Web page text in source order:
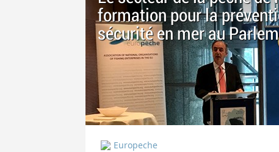
formation pour la
sécurité en mer au
Europeche